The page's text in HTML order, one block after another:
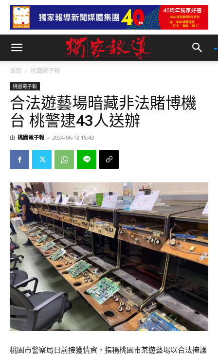
首頁 桃園電子報
桃園電子報
合法遊藝場暗藏非法賭博機
台 桃警逮43人送辦
由 桃園電子報 - 2024-06-12 15:43
桃園市警察局日前接獲情資，指稱桃園市某遊藝場以合法掩護